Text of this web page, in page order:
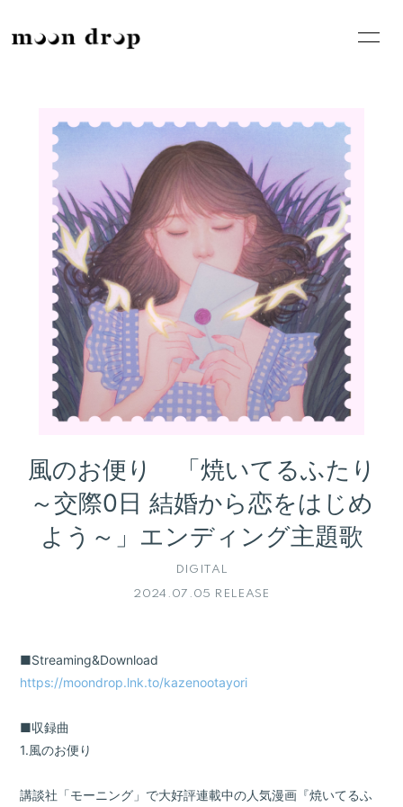
SCHEDULE PROFILE
VIDEO DISCOGRAPHY
BLOG MOVIE
GOODS RADIO
PHOTO CONTACT
会員登録 ログイン
風のお便り 「焼いてるふたり
～交際0日 結婚から恋をはじめ
よう～」エンディング主題歌
DIGITAL
2024.07.05 RELEASE
■Streaming&Download
https://moondrop.lnk.to/kazenootayori
■収録曲
1.風のお便り
講談社「モーニング」で⼤好評連載中の⼈気漫画『焼いてるふ